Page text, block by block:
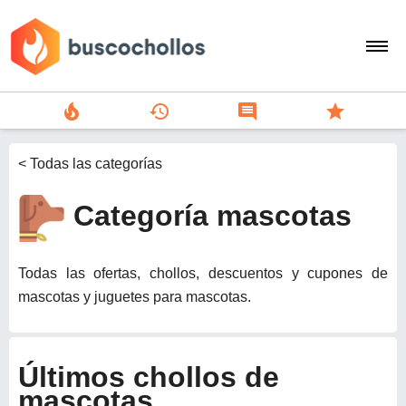
search
person
add
local_fire_department history comment star
< Todas las categorías
Categoría mascotas
Todas las ofertas, chollos, descuentos y cupones de
mascotas y juguetes para mascotas.
Últimos chollos de